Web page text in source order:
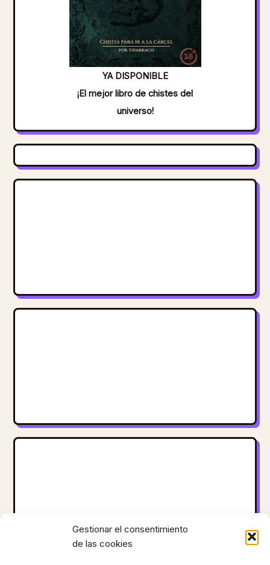
Gestionar el consentimiento
de las cookies
YA DISPONIBLE
¡El mejor libro de chistes del
universo!